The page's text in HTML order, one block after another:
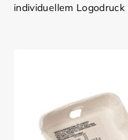
individuellem Logodruck